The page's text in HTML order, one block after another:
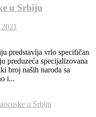
u Srbiju
predstavlja vrlo specifičan
preduzeća specijalizovana
broj naših naroda sa
i...